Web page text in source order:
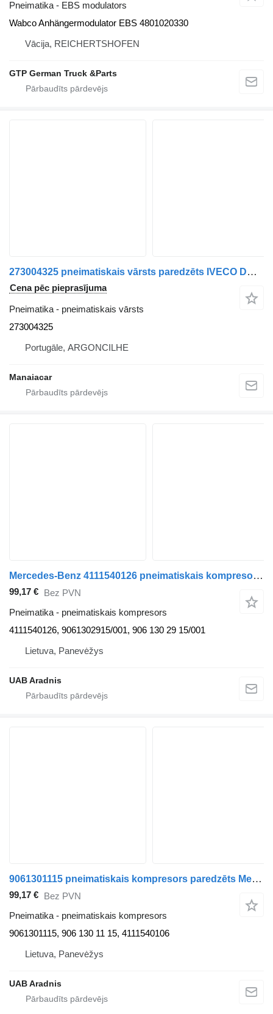
Pneimatika - EBS modulators
Wabco Anhängermodulator EBS 4801020330
Vācija, REICHERTSHOFEN
GTP German Truck &Parts
273004325 pneimatiskais vārsts paredzēts IVECO DAILY mikroautobusa
Cena pēc pieprasījuma
Pneimatika - pneimatiskais vārsts
273004325
Portugāle, ARGONCILHE
Manaiacar
Mercedes-Benz 4111540126 pneimatiskais kompresors paredzēts Mercedes-Benz VARIO Minibus / passenger mikroautobusa pasažieru
99,17 € Bez PVN
Pneimatika - pneimatiskais kompresors
4111540126, 9061302915/001, 906 130 29 15/001
Lietuva, Panevėžys
UAB Aradnis
9061301115 pneimatiskais kompresors paredzēts Mercedes-Benz VARIO Minibus / passenger mikroautobusa
99,17 € Bez PVN
Pneimatika - pneimatiskais kompresors
9061301115, 906 130 11 15, 4111540106
Lietuva, Panevėžys
UAB Aradnis